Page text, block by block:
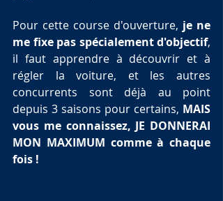
Pour cette course d'ouverture, je ne
me fixe pas spécialement d'objectif,
il faut apprendre à découvrir et à
régler la voiture, et les autres
concurrents sont déjà au point
depuis 3 saisons pour certains, MAIS
vous me connaissez, JE DONNERAI
MON MAXIMUM comme à chaque
fois !